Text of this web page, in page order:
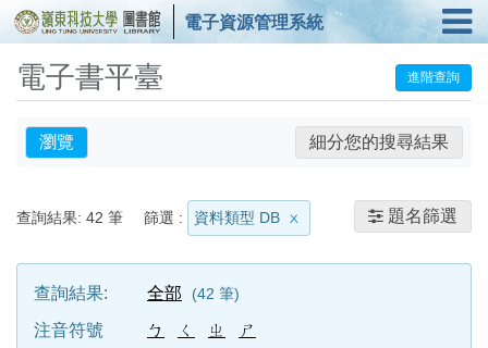
電子資源管理系統
電子書平臺 進階查詢
瀏覽 細分您的搜尋結果
題名篩選
查詢結果: 42 筆 篩選 : 資料類型 DB
查詢結果: 全部 42 筆
注音符號 ㄅ ㄑ ㄓ
ㄕ